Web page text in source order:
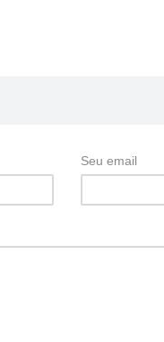
Seu email